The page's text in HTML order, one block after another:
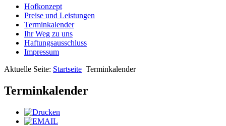
Hofkonzept
Preise und Leistungen
Terminkalender
Ihr Weg zu uns
Haftungsausschluss
Impressum
Aktuelle Seite: Startseite Terminkalender
Terminkalender